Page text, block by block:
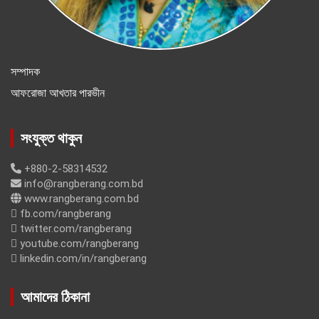
সম্পাদক
আফরোজা আখতার পারভীন
সংযুক্ত থাকুন
+880-2-58314532
info@rangberang.com.bd
www.rangberang.com.bd
fb.com/rangberang
twitter.com/rangberang
youtube.com/rangberang
linkedin.com/in/rangberang
আমাদের ঠিকানা